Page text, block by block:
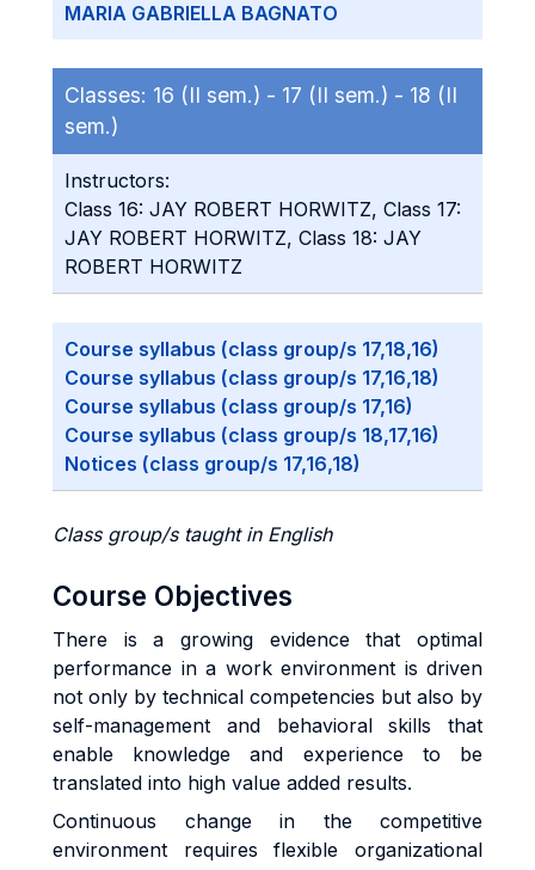
MARIA GABRIELLA BAGNATO
Classes: 16 (II sem.) - 17 (II sem.) - 18 (II
sem.)
Instructors:
Class 16: JAY ROBERT HORWITZ, Class 17:
JAY ROBERT HORWITZ, Class 18: JAY
ROBERT HORWITZ
Course syllabus (class group/s 17,18,16)
Course syllabus (class group/s 17,16,18)
Course syllabus (class group/s 17,16)
Course syllabus (class group/s 18,17,16)
Notices (class group/s 17,16,18)
Class group/s taught in English
Course Objectives
There is a growing evidence that optimal
performance in a work environment is driven
not only by technical competencies but also by
self-management and behavioral skills that
enable knowledge and experience to be
translated into high value added results.
Continuous change in the competitive
environment requires flexible organizational